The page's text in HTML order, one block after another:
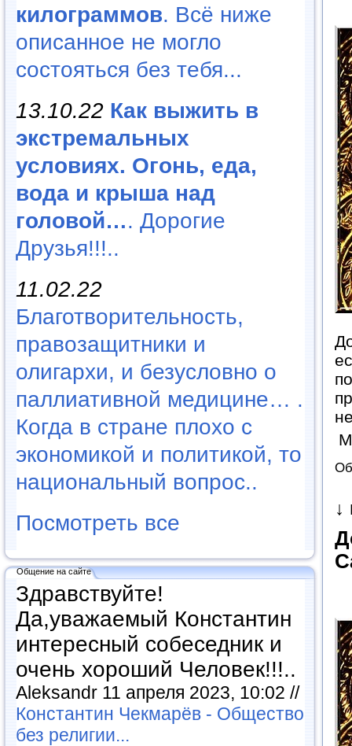
килограммов. Всё ниже
описанное не могло
состояться без тебя...
13.10.22 Как выжить в
экстремальных
условиях. Огонь, еда,
вода и крыша над
головой…. Дорогие
Друзья!!!..
11.02.22
Благотворительность,
правозащитники и
олигархи, и безусловно о
паллиативной медицине… .
Когда в стране плохо с
экономикой и политикой, то
национальный вопрос..
Посмотреть все
Общение на сайте
Здравствуйте!
Да,уважаемый Константин
интересный собеседник и
очень хороший Человек!!!..
Aleksandr 11 апреля 2023, 10:02 //
Константин Чекмарёв - Общество
без религии...